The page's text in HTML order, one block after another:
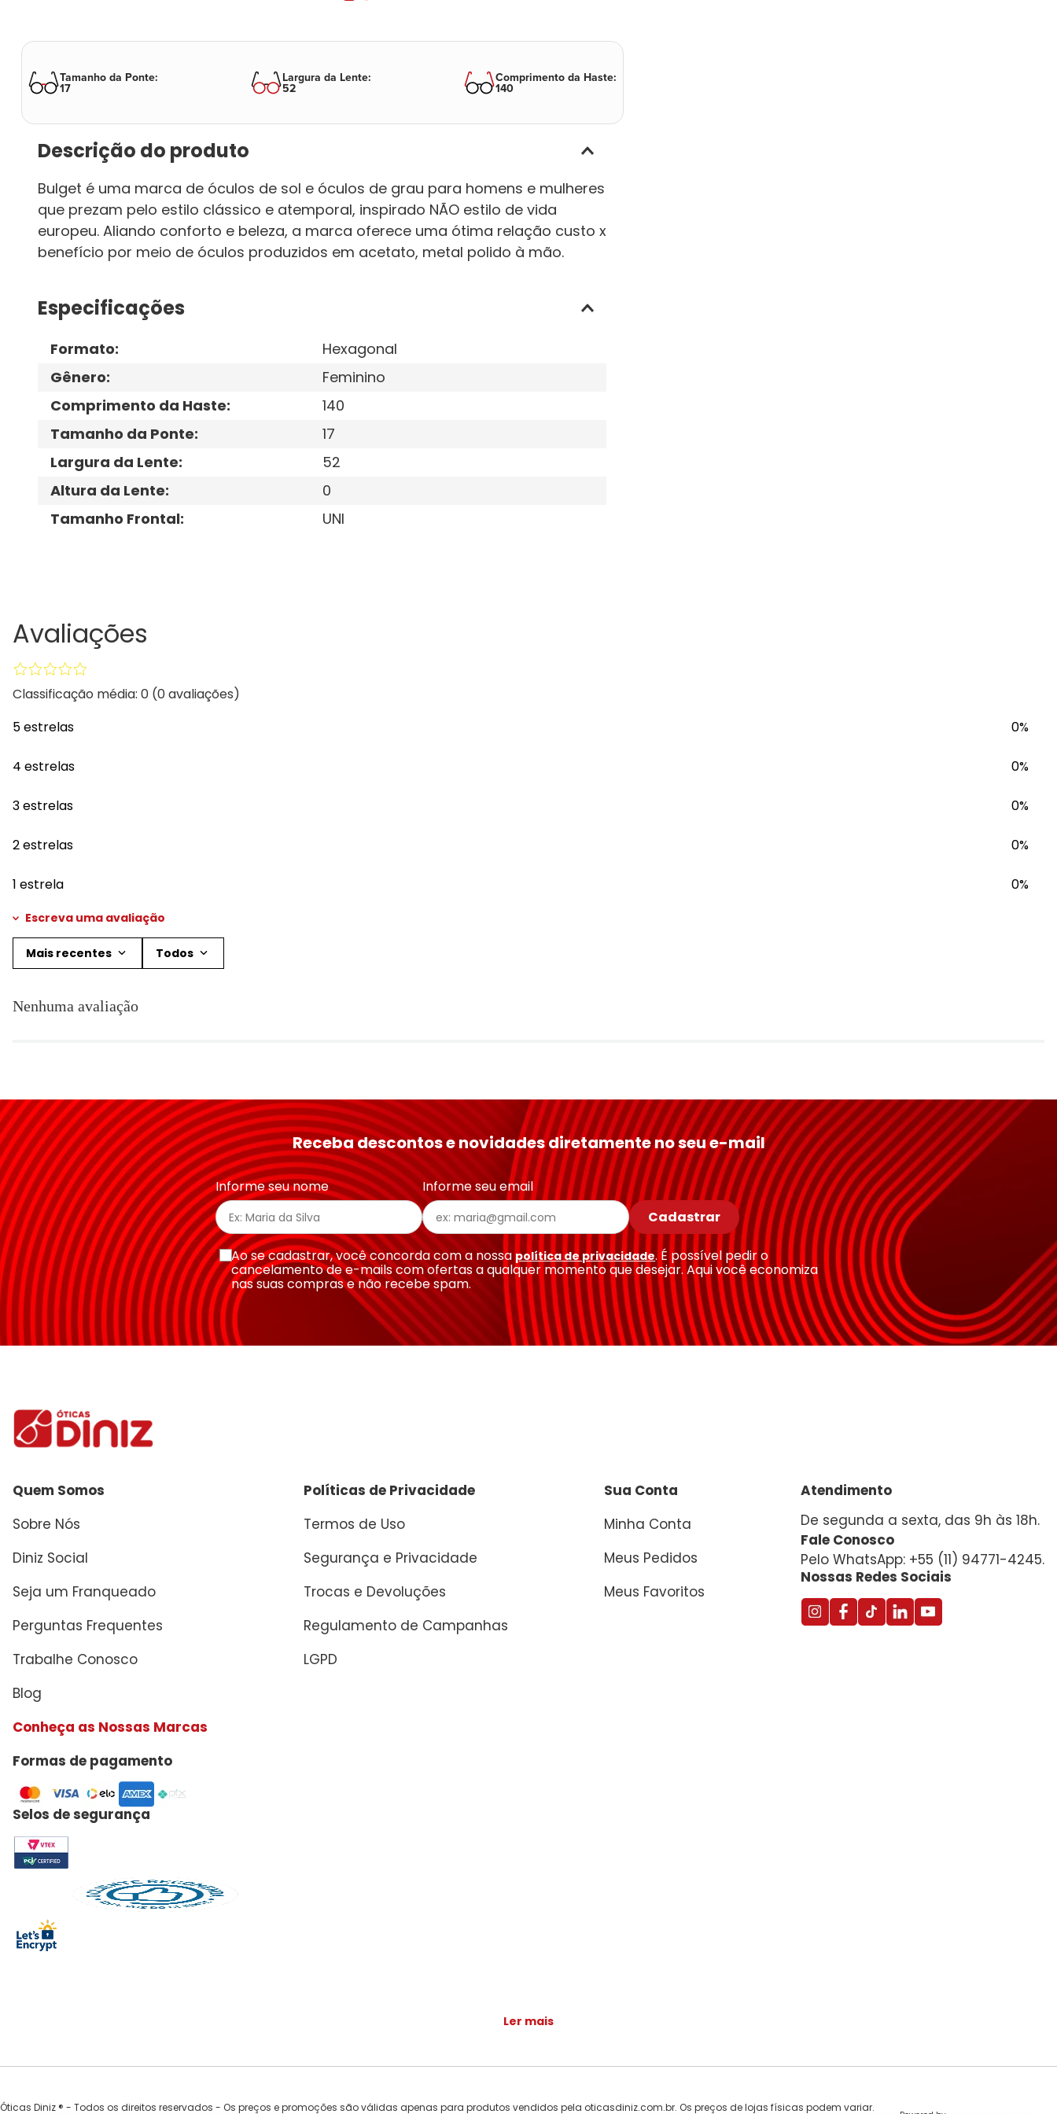
Tamanho da Ponte:
17
Largura da Lente:
52
Comprimento da Haste:
140
Descrição do produto
Bulget é uma marca de óculos de sol e óculos de grau para homens e mulheres
que prezam pelo estilo clássico e atemporal, inspirado NÃO estilo de vida
europeu. Aliando conforto e beleza, a marca oferece uma ótima relação custo x
benefício por meio de óculos produzidos em acetato, metal polido à mão.
Especificações
Formato:
Hexagonal
Gênero:
Feminino
Comprimento da Haste:
140
Tamanho da Ponte:
17
Largura da Lente:
52
Altura da Lente:
0
Tamanho Frontal: UNI
Avaliações
Classificação média: 0 (0 avaliações)
5 estrelas
0%
4 estrelas 0%
3 estrelas 0%
2 estrelas 0%
1 estrela 0%
Escreva uma avaliação
Título
★★★★★
Seu nome
Endereço de email
Escreva uma avaliação
Mais recentes Todos
Nenhuma avaliação
Receba descontos e novidades diretamente no seu e-mail
Informe seu nome
Informe seu email
Cadastrar
Ao se cadastrar, você concorda com a nossa política de privacidade. É possível pedir o
cancelamento de e-mails com ofertas a qualquer momento que desejar. Aqui você economiza
nas suas compras e não recebe spam.
Quem Somos
Sobre Nós
Diniz Social
Seja um Franqueado
Perguntas Frequentes
Trabalhe Conosco
Blog
Conheça as Nossas Marcas
Políticas de Privacidade
Termos de Uso
Segurança e Privacidade
Trocas e Devoluções
Regulamento de Campanhas
LGPD
Sua Conta
Minha Conta
Meus Pedidos
Meus Favoritos
Atendimento
De segunda a sexta, das 9h às 18h.
Fale Conosco
Pelo WhatsApp: +55 (11) 94771-4245.
Nossas Redes Sociais
Formas de pagamento
Selos de segurança
Ler mais
Óticas Diniz ® - Todos os direitos reservados - Os preços e promoções são válidas apenas para produtos vendidos pela oticasdiniz.com.br. Os preços de lojas físicas podem variar.